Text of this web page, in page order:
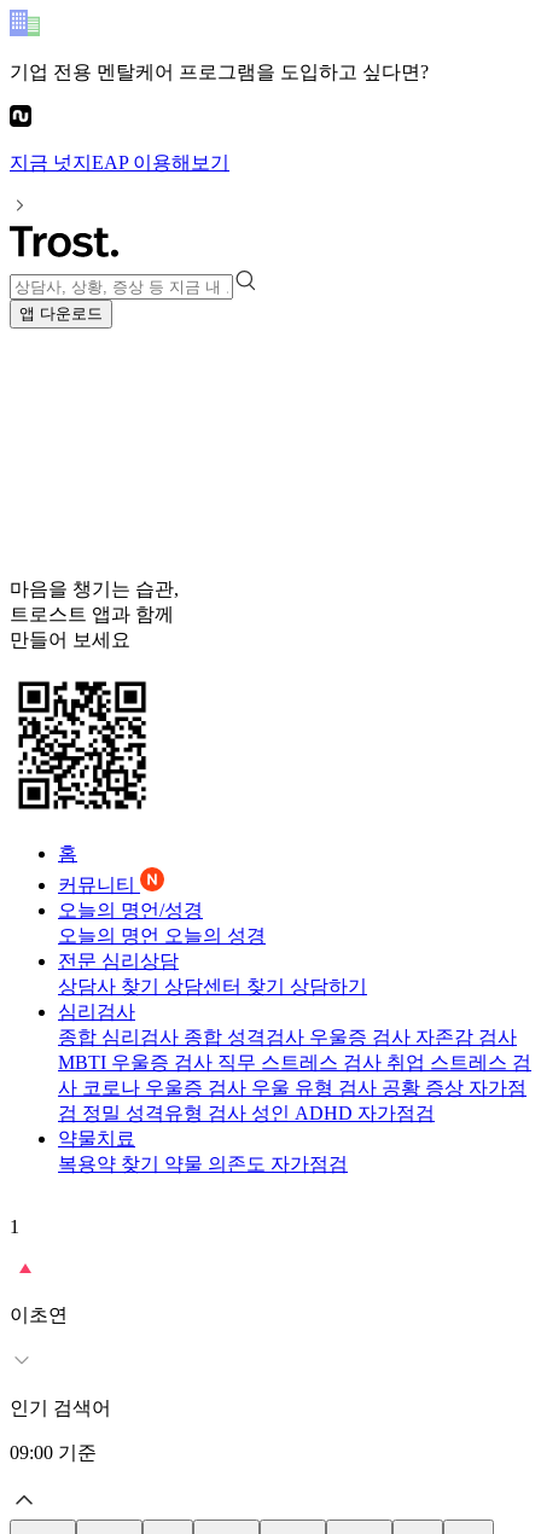
기업 전용 멘탈케어 프로그램을 도입하고 싶다면?
지금 넛지EAP이용해보기
앱 다운로드
마음을 챙기는 습관,
트로스트 앱과 함께
만들어 보세요
홈
커뮤니티
오늘의 명언/성경
오늘의 명언 오늘의 성경
전문 심리상담
상담사 찾기 상담센터 찾기 상담하기
심리검사
종합 심리검사 종합 성격검사 우울증 검사 자존감 검사
MBTI 우울증 검사 직무 스트레스 검사 취업 스트레스 검
사 코로나 우울증 검사 우울 유형 검사 공황 증상 자가점
검 정밀 성격유형 검사 성인 ADHD 자가점검
약물치료
복용약 찾기 약물 의존도 자가점검
1
이초연
인기 검색어
09:00 기준